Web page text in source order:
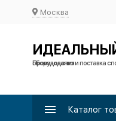
Москва
Производство и поставка спортивного оборудования
Каталог